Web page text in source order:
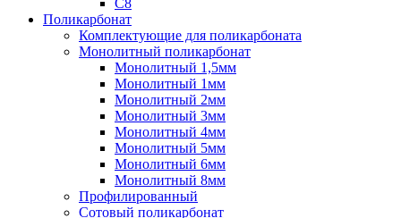
С8
Поликарбонат
Комплектующие для поликарбоната
Монолитный поликарбонат
Монолитный 1,5мм
Монолитный 1мм
Монолитный 2мм
Монолитный 3мм
Монолитный 4мм
Монолитный 5мм
Монолитный 6мм
Монолитный 8мм
Профилированный
Сотовый поликарбонат